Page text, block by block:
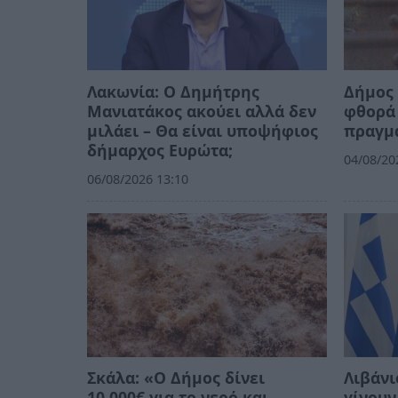
Λακωνία: Ο Δημήτρης
Μανιατάκος ακούει αλλά δεν
μιλάει – Θα είναι υποψήφιος
δήμαρχος Ευρώτα;
06/08/2026 13:10
Δήμος
φθορά
04/08/
Σκάλα: «Ο Δήμος δίνει